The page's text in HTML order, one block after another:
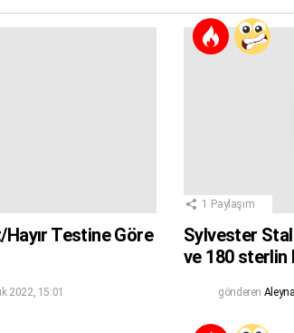
Testine Göre
2022, 15:01
1 Paylaşım
Sylvester
ve 180 sterlin
gönderen Aleyna